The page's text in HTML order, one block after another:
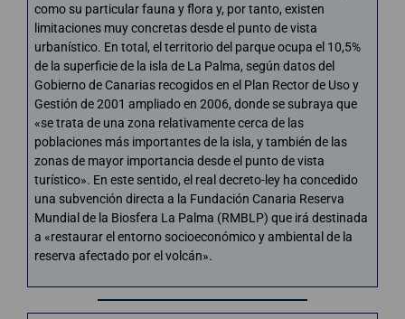
como su particular fauna y flora y, por tanto, existen
limitaciones muy concretas desde el punto de vista
urbanístico. En total, el territorio del parque ocupa el 10,5%
de la superficie de la isla de La Palma, según datos del
Gobierno de Canarias recogidos en el Plan Rector de Uso y
Gestión de 2001 ampliado en 2006, donde se subraya que
«se trata de una zona relativamente cerca de las
poblaciones más importantes de la isla, y también de las
zonas de mayor importancia desde el punto de vista
turístico». En este sentido, el real decreto-ley ha concedido
una subvención directa a la Fundación Canaria Reserva
Mundial de la Biosfera La Palma (RMBLP) que irá destinada
a «restaurar el entorno socioeconómico y ambiental de la
reserva afectado por el volcán».